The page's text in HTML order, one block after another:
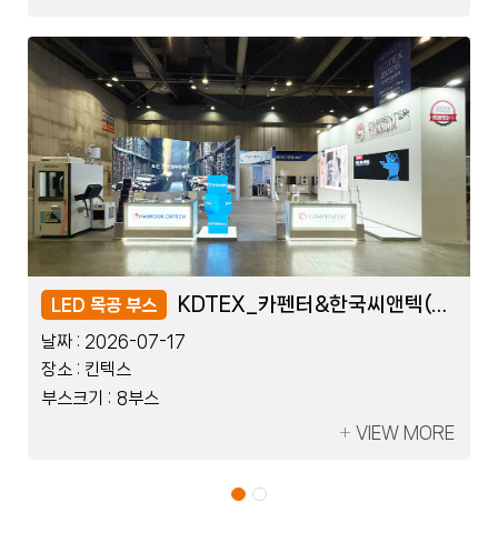
LED 블럭 부스 레이저코리아_세움트로닉스
날짜 : 2026-07-08
장소 : 킨텍스
부스크기 : 2부스
VIEW MORE
LED 목공 부스
날짜 : 2026-07-17
장소 : 킨텍스
부스크기 : 8부스
VIEW MORE
LED 블럭 부스 레이저코리아_세움트로닉스
날짜 : 2026-07-08
장소 : 킨텍스
부스크기 : 2부스
VIEW MORE
LED 목공 부스
날짜 : 2026-07-17
장소 : 킨텍스
부스크기 : 8부스
VIEW MORE